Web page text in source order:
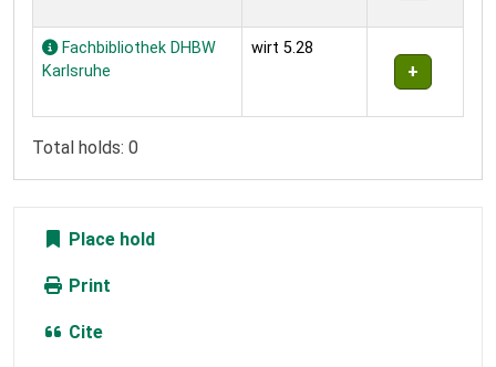
Fachbibliothek DHBW
Karlsruhe
wirt 5.28
Total holds: 0
Place hold
Print
Cite